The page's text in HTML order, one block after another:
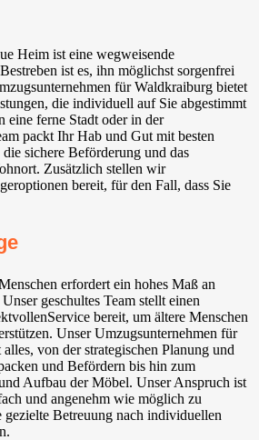
Heim ist eine wegweisende
ist es, ihn möglichst sorgenfrei
für Waldkraiburg bietet
die individuell auf Sie abgestimmt
eine ferne Stadt oder in der
packt Ihr Hab und Gut mit besten
sichere Beförderung und das
Zusätzlich stellen wir
bereit, für den Fall, dass Sie
erfordert ein hohes Maß an
geschultes Team stellt einen
bereit, um ältere Menschen
Unser Umzugsunternehmen für
von der strategischen Planung und
und Befördern bis hin zum
Aufbau der Möbel. Unser Anspruch ist
und angenehm wie möglich zu
gezielte Betreuung nach individuellen